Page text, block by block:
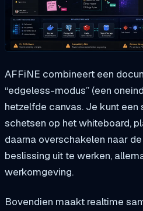
AFFiNE combineert een
“edgeless-modus” (een
hetzelfde canvas. Je kunt
schetsen op het whiteboard,
daarna overschakelen naar
beslissing uit te werken,
werkomgeving.
Bovendien maakt realtime